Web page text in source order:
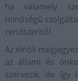
ha valamely
minőségű
rendszerből.
Az elnök
az állami és
szervezik, de így